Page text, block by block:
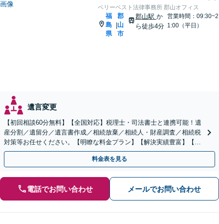
ベリーベスト法律事務所 郡山オフィス
福
島
県
|
郡
山
市
郡山駅 か
ら徒歩4分
営業時間：09:30~2
1:00（平日）
遺言変更
【初回相談60分無料】【全国対応】税理士・司法書士と連携可能！遺
産分割／遺留分／遺言書作成／相続放棄／相続人・財産調査／相続税
対策等お任せください。【明瞭な料金プラン】【解決実績豊富】【電
話相談可】
料金表を見る
電話でお問い合わせ メールでお問い合わせ